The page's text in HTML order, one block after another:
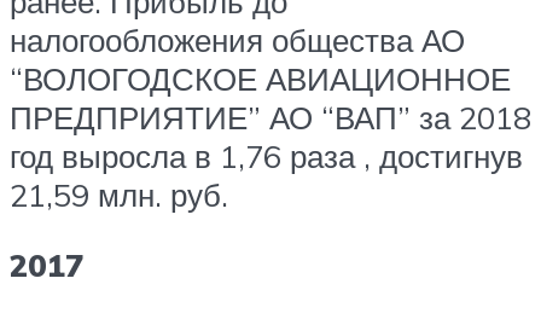
налогообложения общества АО
“ВОЛОГОДСКОЕ АВИАЦИОННОЕ
ПРЕДПРИЯТИЕ” АО “ВАП” за 2018
год выросла в 1,76 раза , достигнув
21,59 млн. руб.
2017